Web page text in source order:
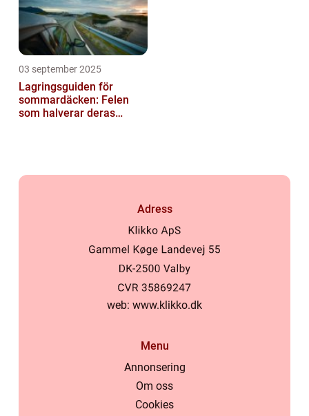
03 september 2025
Lagringsguiden för
sommardäcken: Felen
som halverar deras
Adress
web: www.klikko.dk
Menu
Annonsering
Om oss
Cookies